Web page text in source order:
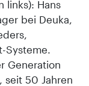
links): Hans
bei Deuka,
Systeme.
Generation
seit 50 Jahren